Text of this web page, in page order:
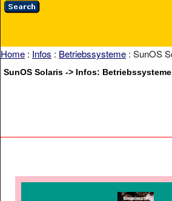
Home : Infos : Betriebssysteme : SunOS
SunOS Solaris -> Infos: